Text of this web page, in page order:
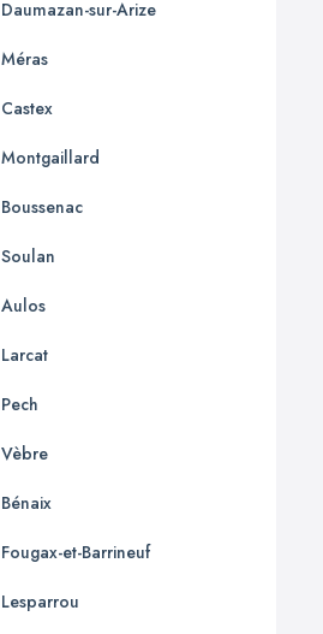
Daumazan-sur-Arize
Méras
Castex
Montgaillard
Boussenac
Soulan
Aulos
Larcat
Pech
Vèbre
Bénaix
Fougax-et-Barrineuf
Lesparrou